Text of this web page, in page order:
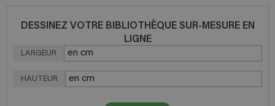
DESSINEZ VOTRE BIBLIOTHÈQUE SUR-MESURE EN
LIGNE
LARGEUR
HAUTEUR